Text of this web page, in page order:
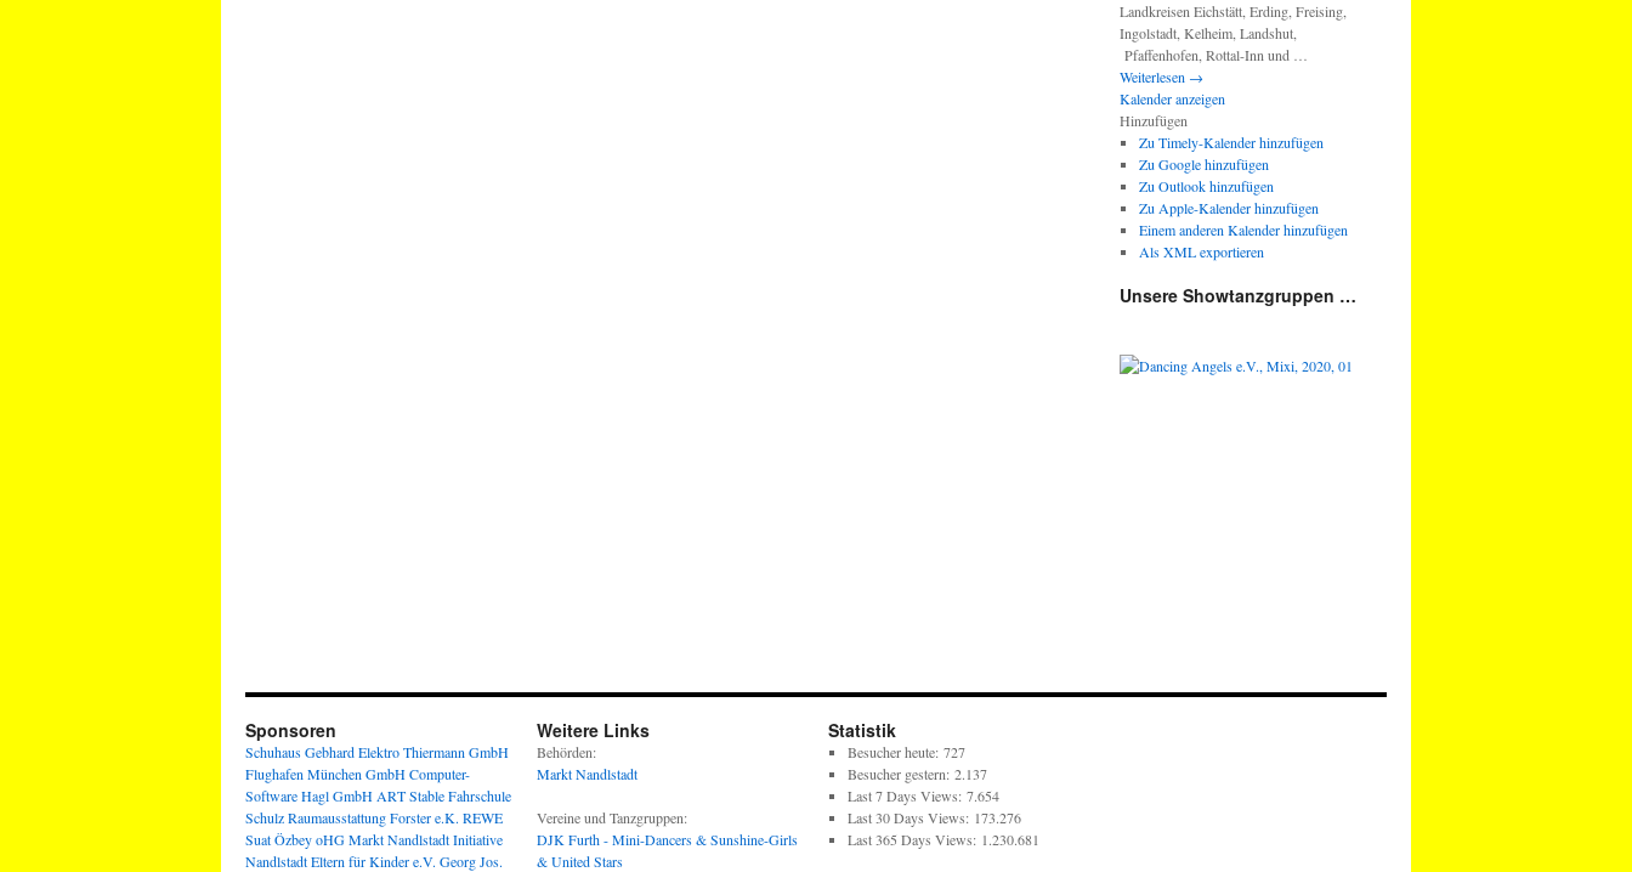
Landkreisen Eichstätt, Erding, Freising,
Ingolstadt, Kelheim, Landshut,
Pfaffenhofen, Rottal-Inn und …
Weiterlesen →
Kalender anzeigen
Hinzufügen
Zu Timely-Kalender hinzufügen
Zu Google hinzufügen
Zu Outlook hinzufügen
Zu Apple-Kalender hinzufügen
Einem anderen Kalender hinzufügen
Als XML exportieren
Unsere Showtanzgruppen …
Sponsoren
Schuhaus GebhardElektro Thiermann GmbH
Flughafen München GmbHComputer-
Software Hagl GmbH ART StableFahrschule
SchulzRaumausstattung Forster e.K. REWE
Suat Özbey oHGMarkt NandlstadtInitiative
Nandlstadt Eltern für Kinder e.V. Georg Jos.
Weitere Links
Behörden:
Markt Nandlstadt
Vereine und Tanzgruppen:
DJK Furth - Mini-Dancers & Sunshine-Girls
& United Stars
Statistik
Besucher heute: 727
Besucher gestern: 2.137
Last 7 Days Views: 7.654
Last 30 Days Views: 173.276
Last 365 Days Views: 1.230.681